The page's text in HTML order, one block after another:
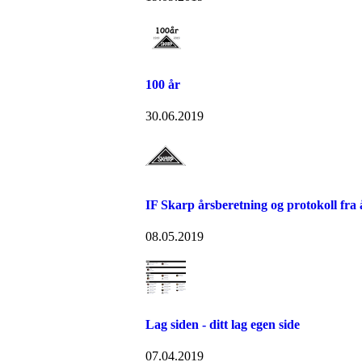
100 år
30.06.2019
IF Skarp årsberetning og protokoll fra
08.05.2019
Lag siden - ditt lag egen side
07.04.2019